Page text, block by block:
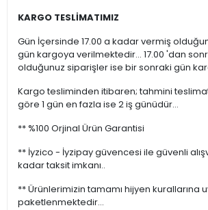
KARGO TESLİMATIMIZ
Gün İçersinde 17.00 a kadar vermiş
gün kargoya verilmektedir... 17.00 'dan
olduğunuz siparişler ise bir sonraki gün
Kargo tesliminden itibaren; tahmini
göre 1 gün en fazla ise 2 iş günüdür...
** %100 Orjinal Ürün Garantisi
** İyzico - İyzipay güvencesi ile güvenli
kadar taksit imkanı..
** Ürünlerimizin tamamı hijyen kurallarına
paketlenmektedir...